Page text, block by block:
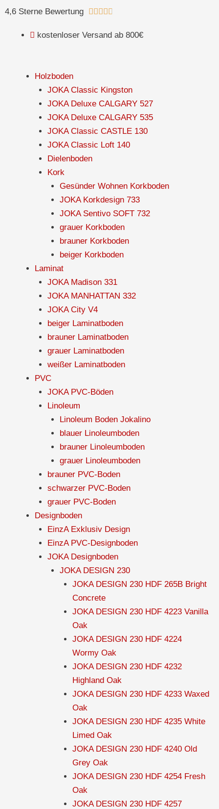
Zum
springen
4,6 Sterne Bewertung 
4.8
kostenloser Versand ab 800€
Holzboden
JOKA Classic Kingston
JOKA Deluxe CALGARY 527
JOKA Deluxe CALGARY 535
JOKA Classic CASTLE 130
JOKA Classic Loft 140
Dielenboden
Kork
Gesünder Wohnen Korkboden
JOKA Korkdesign 733
JOKA Sentivo SOFT 732
grauer Korkboden
brauner Korkboden
beiger Korkboden
Laminat
JOKA Madison 331
JOKA MANHATTAN 332
JOKA City V4
beiger Laminatboden
brauner Laminatboden
grauer Laminatboden
weißer Laminatboden
PVC
JOKA PVC-Böden
Linoleum
Linoleum Boden Jokalino
blauer Linoleumboden
brauner Linoleumboden
grauer Linoleumboden
brauner PVC-Boden
schwarzer PVC-Boden
grauer PVC-Boden
Designboden
EinzA Exklusiv Design
EinzA PVC-Designboden
JOKA Designboden
JOKA DESIGN 230
JOKA DESIGN 230 HDF 265B Bright
Concrete
JOKA DESIGN 230 HDF 4223 Vanilla
Oak
JOKA DESIGN 230 HDF 4224
Wormy Oak
JOKA DESIGN 230 HDF 4232
Highland Oak
JOKA DESIGN 230 HDF 4233 Waxed
Oak
JOKA DESIGN 230 HDF 4235 White
Limed Oak
JOKA DESIGN 230 HDF 4240 Old
Grey Oak
JOKA DESIGN 230 HDF 4254 Fresh
Oak
JOKA DESIGN 230 HDF 4257